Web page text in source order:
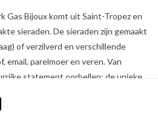
Gas Bijoux komt uit Saint-Tropez en
sieraden. De sieraden zijn gemaakt
of verzilverd en verschillende
email, parelmoer en veren. Van
statement oorbellen: de unieke